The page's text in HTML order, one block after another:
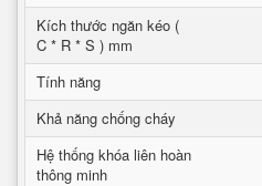
Kích thước ngăn kéo (
C * R * S ) mm
Tính năng
Khả năng chống cháy
Hệ thống khóa liên hoàn
thông minh